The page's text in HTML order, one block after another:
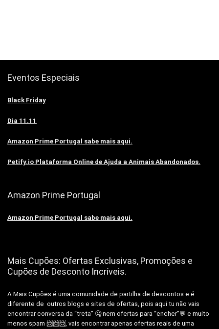
Eventos Especiais
Black Friday
Dia 11.11
Amazon Prime Portugal sabe mais aqui.
Petify.io Plataforma Online de Ajuda a Animais Abandonados.
Amazon Prime Portugal
Amazon Prime Portugal sabe mais aqui.
Mais Cupões: Ofertas Exclusivas, Promoções e
Cupões de Desconto Incríveis.
A Mais Cupões é uma comunidade de partilha de descontos e é
diferente de outros blogs e sites de ofertas, pois aqui tu não vais
encontrar conversa da “treta” 🤐 nem ofertas para “encher”💬 e muito
menos spam 📨📨📨, vais encontrar apenas ofertas reais de uma